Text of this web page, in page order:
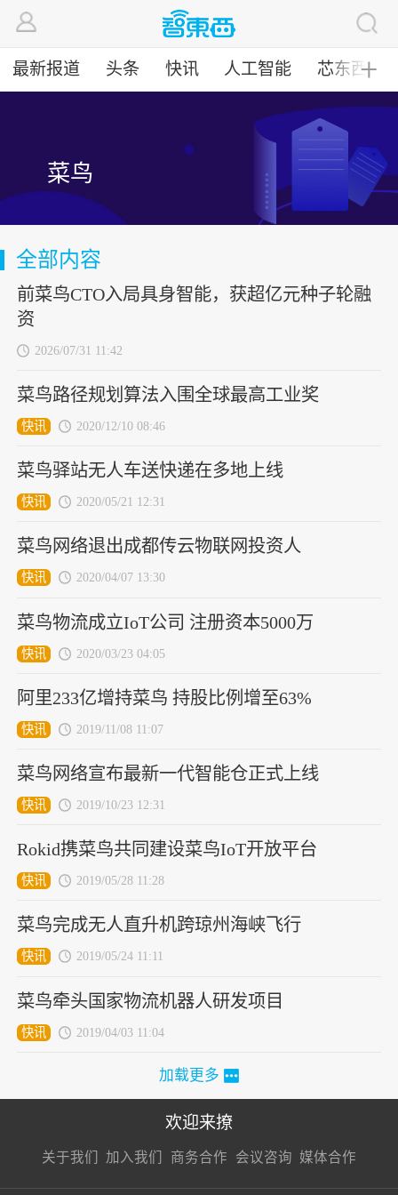
最新报道 头条 快讯 人工智能 芯东西╋
菜鸟
全部内容
前菜鸟CTO入局具身智能，获超亿元种子轮融
资
2026/07/31 11:42
菜鸟路径规划算法入围全球最高工业奖
快讯 2020/12/10 08:46
菜鸟驿站无人车送快递在多地上线
快讯 2020/05/21 12:31
菜鸟网络退出成都传云物联网投资人
快讯 2020/04/07 13:30
菜鸟物流成立IoT公司 注册资本5000万
快讯 2020/03/23 04:05
阿里233亿增持菜鸟 持股比例增至63%
快讯 2019/11/08 11:07
菜鸟网络宣布最新一代智能仓正式上线
快讯 2019/10/23 12:31
Rokid携菜鸟共同建设菜鸟IoT开放平台
快讯 2019/05/28 11:28
菜鸟完成无人直升机跨琼州海峡飞行
快讯 2019/05/24 11:11
菜鸟牵头国家物流机器人研发项目
快讯 2019/04/03 11:04
加载更多
欢迎来撩
关于我们 加入我们
接扔简历
商务合作
接开聊
会议咨询 媒体合作
接开聊